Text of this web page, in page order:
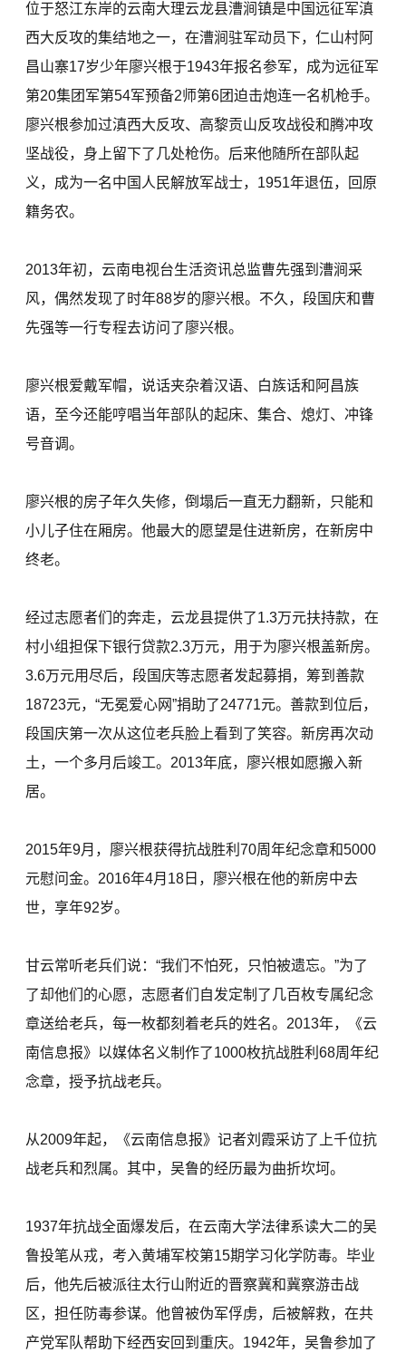
位于怒江东岸的云南大理云龙县漕涧镇是中国远征军滇
西大反攻的集结地之一，在漕涧驻军动员下，仁山村阿
昌山寨17岁少年廖兴根于1943年报名参军，成为远征军
第20集团军第54军预备2师第6团迫击炮连一名机枪手。
廖兴根参加过滇西大反攻、高黎贡山反攻战役和腾冲攻
坚战役，身上留下了几处枪伤。后来他随所在部队起
义，成为一名中国人民解放军战士，1951年退伍，回原
籍务农。
2013年初，云南电视台生活资讯总监曹先强到漕涧采
风，偶然发现了时年88岁的廖兴根。不久，段国庆和曹
先强等一行专程去访问了廖兴根。
廖兴根爱戴军帽，说话夹杂着汉语、白族话和阿昌族
语，至今还能哼唱当年部队的起床、集合、熄灯、冲锋
号音调。
廖兴根的房子年久失修，倒塌后一直无力翻新，只能和
小儿子住在厢房。他最大的愿望是住进新房，在新房中
终老。
经过志愿者们的奔走，云龙县提供了1.3万元扶持款，在
村小组担保下银行贷款2.3万元，用于为廖兴根盖新房。
3.6万元用尽后，段国庆等志愿者发起募捐，筹到善款
18723元，“无冕爱心网”捐助了24771元。善款到位后，
段国庆第一次从这位老兵脸上看到了笑容。新房再次动
土，一个多月后竣工。2013年底，廖兴根如愿搬入新
居。
2015年9月，廖兴根获得抗战胜利70周年纪念章和5000
元慰问金。2016年4月18日，廖兴根在他的新房中去
世，享年92岁。
甘云常听老兵们说：“我们不怕死，只怕被遗忘。”为了
了却他们的心愿，志愿者们自发定制了几百枚专属纪念
章送给老兵，每一枚都刻着老兵的姓名。2013年，《云
南信息报》以媒体名义制作了1000枚抗战胜利68周年纪
念章，授予抗战老兵。
从2009年起，《云南信息报》记者刘霞采访了上千位抗
战老兵和烈属。其中，吴鲁的经历最为曲折坎坷。
1937年抗战全面爆发后，在云南大学法律系读大二的吴
鲁投笔从戎，考入黄埔军校第15期学习化学防毒。毕业
后，他先后被派往太行山附近的晋察冀和冀察游击战
区，担任防毒参谋。他曾被伪军俘虏，后被解救，在共
产党军队帮助下经西安回到重庆。1942年，吴鲁参加了